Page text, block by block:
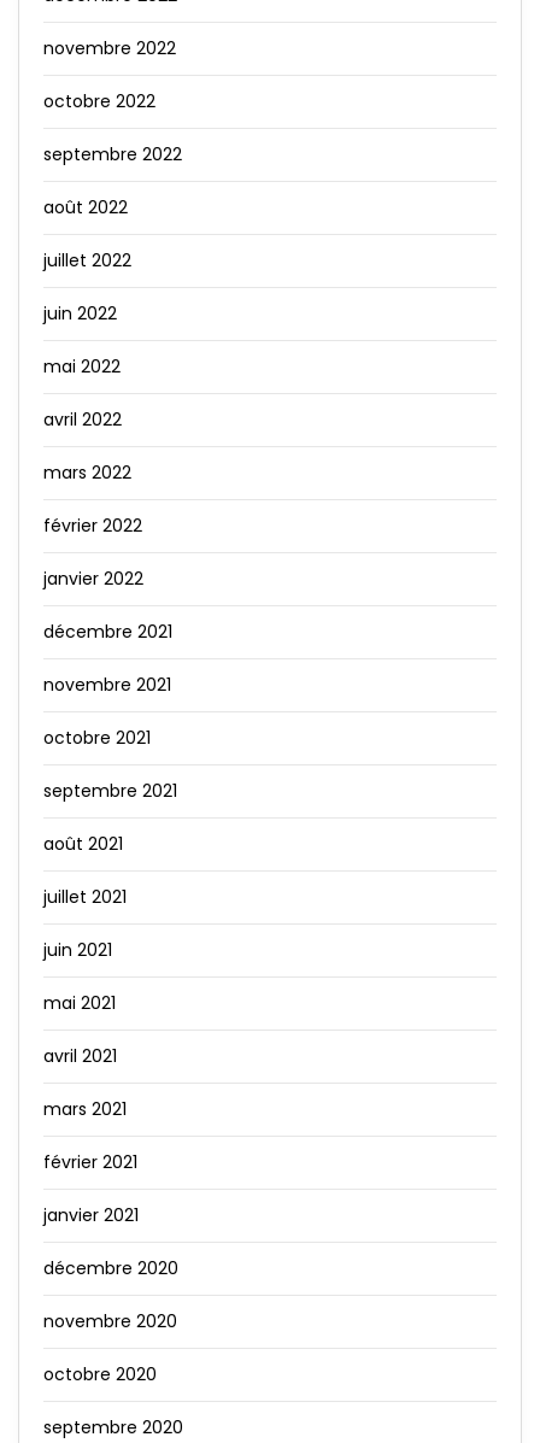
novembre 2022
octobre 2022
septembre 2022
août 2022
juillet 2022
juin 2022
mai 2022
avril 2022
mars 2022
février 2022
janvier 2022
décembre 2021
novembre 2021
octobre 2021
septembre 2021
août 2021
juillet 2021
juin 2021
mai 2021
avril 2021
mars 2021
février 2021
janvier 2021
décembre 2020
novembre 2020
octobre 2020
septembre 2020